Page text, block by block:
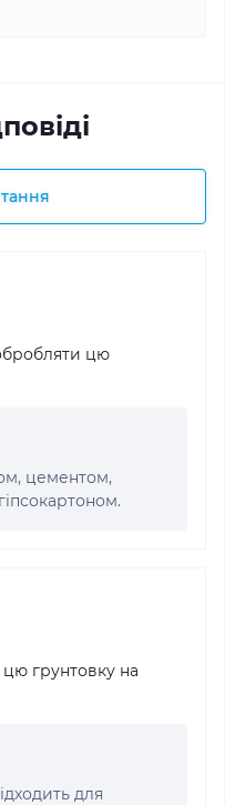
цю
цементом,
грунтовку на
для